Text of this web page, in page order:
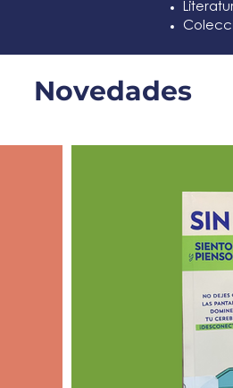
Novedades